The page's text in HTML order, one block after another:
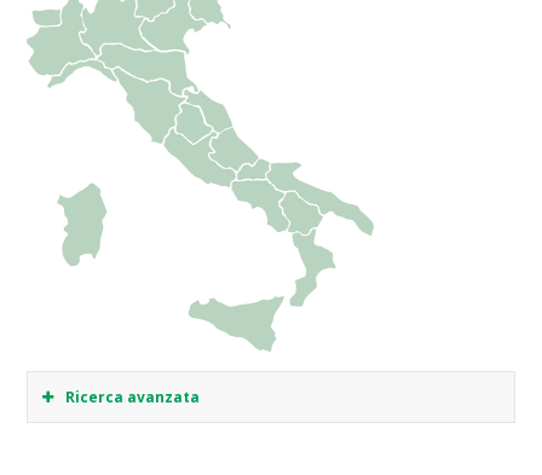
Ricerca avanzata